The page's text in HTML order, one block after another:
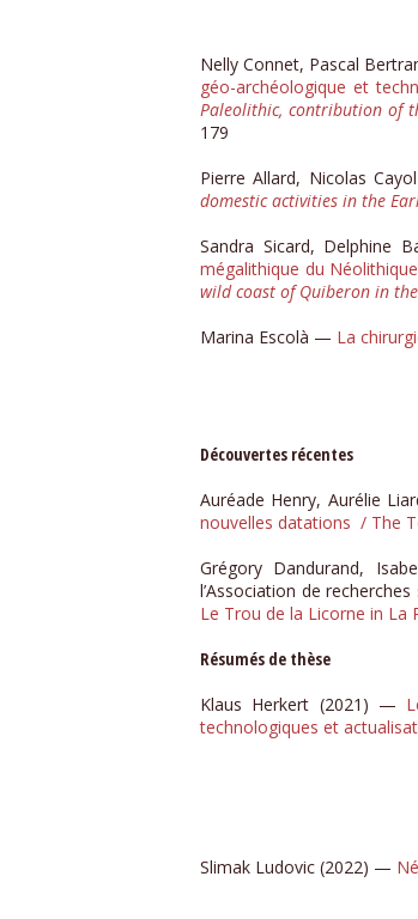
Nelly Connet, Pascal
géo-archéologique et
Paleolithic, contribution of
179
Pierre Allard, Nicolas
domestic activities in the
Sandra Sicard, Delphine
mégalithique du
wild coast of Quiberon in
Marina Escolà — La
Découvertes récentes
Auréade Henry, Aurélie
nouvelles datations / The
Grégory Dandurand,
l’Association de
Le Trou de la Licorne in La
Résumés de thèse
Klaus Herkert (2021) —
technologiques et
Slimak Ludovic (2022) —